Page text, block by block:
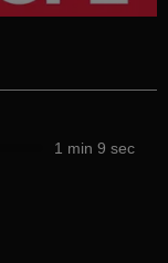
1 min 9 sec